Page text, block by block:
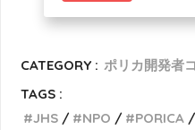
CATEGORY : ポリカ開発者
TAGS :
JHS
NPO PORICA